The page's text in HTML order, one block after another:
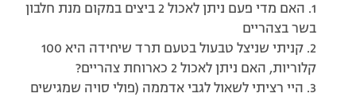
1. האם מדי פעם ניתן לאכול 2 ביצים במקום מנת חלבון
בשר בצהריים
2. קניתי שניצל טבעול בטעם תרד שיחידה היא 100
קלוריות, האם ניתן לאכול 2 כארוחת צהריים?
3. היי רציתי לשאול לגבי אדממה (פולי סויה שמגישים